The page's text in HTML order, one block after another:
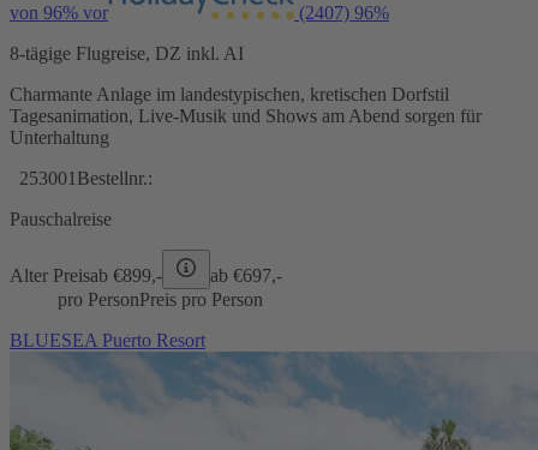
von 96% vor (2407) 96%
8-tägige Flugreise, DZ inkl. AI
Charmante Anlage im landestypischen, kretischen Dorfstil
Tagesanimation, Live-Musik und Shows am Abend sorgen für
Unterhaltung
253001 Bestellnr.:
Pauschalreise
Alter Preisab €899,- ab €697,-
pro PersonPreis pro Person
BLUESEA Puerto Resort